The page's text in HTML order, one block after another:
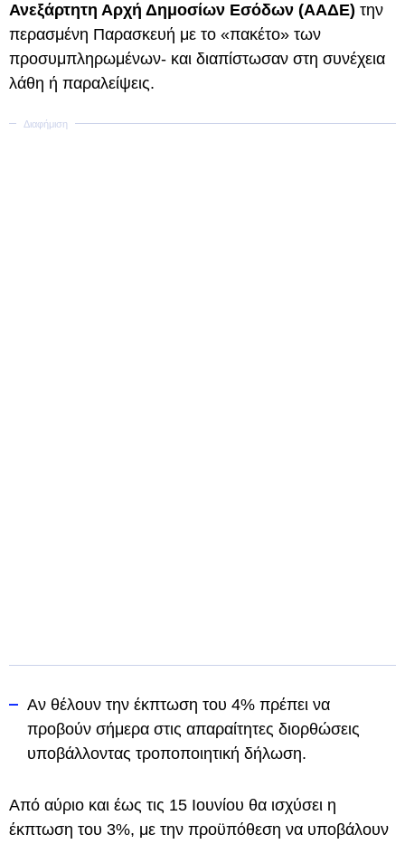
Ανεξάρτητη Αρχή Δημοσίων Εσόδων (ΑΑΔΕ) την
περασμένη Παρασκευή με το «πακέτο» των
προσυμπληρωμένων- και διαπίστωσαν στη συνέχεια
λάθη ή παραλείψεις.
Αν θέλουν την έκπτωση του 4% πρέπει να
προβούν σήμερα στις απαραίτητες διορθώσεις
υποβάλλοντας τροποποιητική δήλωση.
Από αύριο και έως τις 15 Ιουνίου θα ισχύσει η
έκπτωση του 3%, με την προϋπόθεση να υποβάλουν